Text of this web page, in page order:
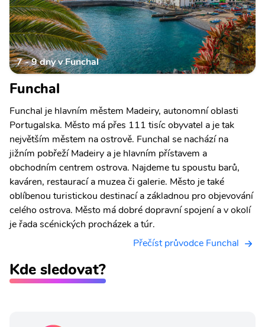
7 - 9 dny v Funchal
Funchal
Funchal je hlavním městem Madeiry, autonomní oblasti
Portugalska. Město má přes 111 tisíc obyvatel a je tak
největším městem na ostrově. Funchal se nachází na
jižním pobřeží Madeiry a je hlavním přístavem a
obchodním centrem ostrova. Najdeme tu spoustu barů,
kaváren, restaurací a muzea či galerie. Město je také
oblíbenou turistickou destinací a základnou pro objevování
celého ostrova. Město má dobré dopravní spojení a v okolí
je řada scénických procházek a túr.
Přečíst průvodce Funchal
Kde sledovat?